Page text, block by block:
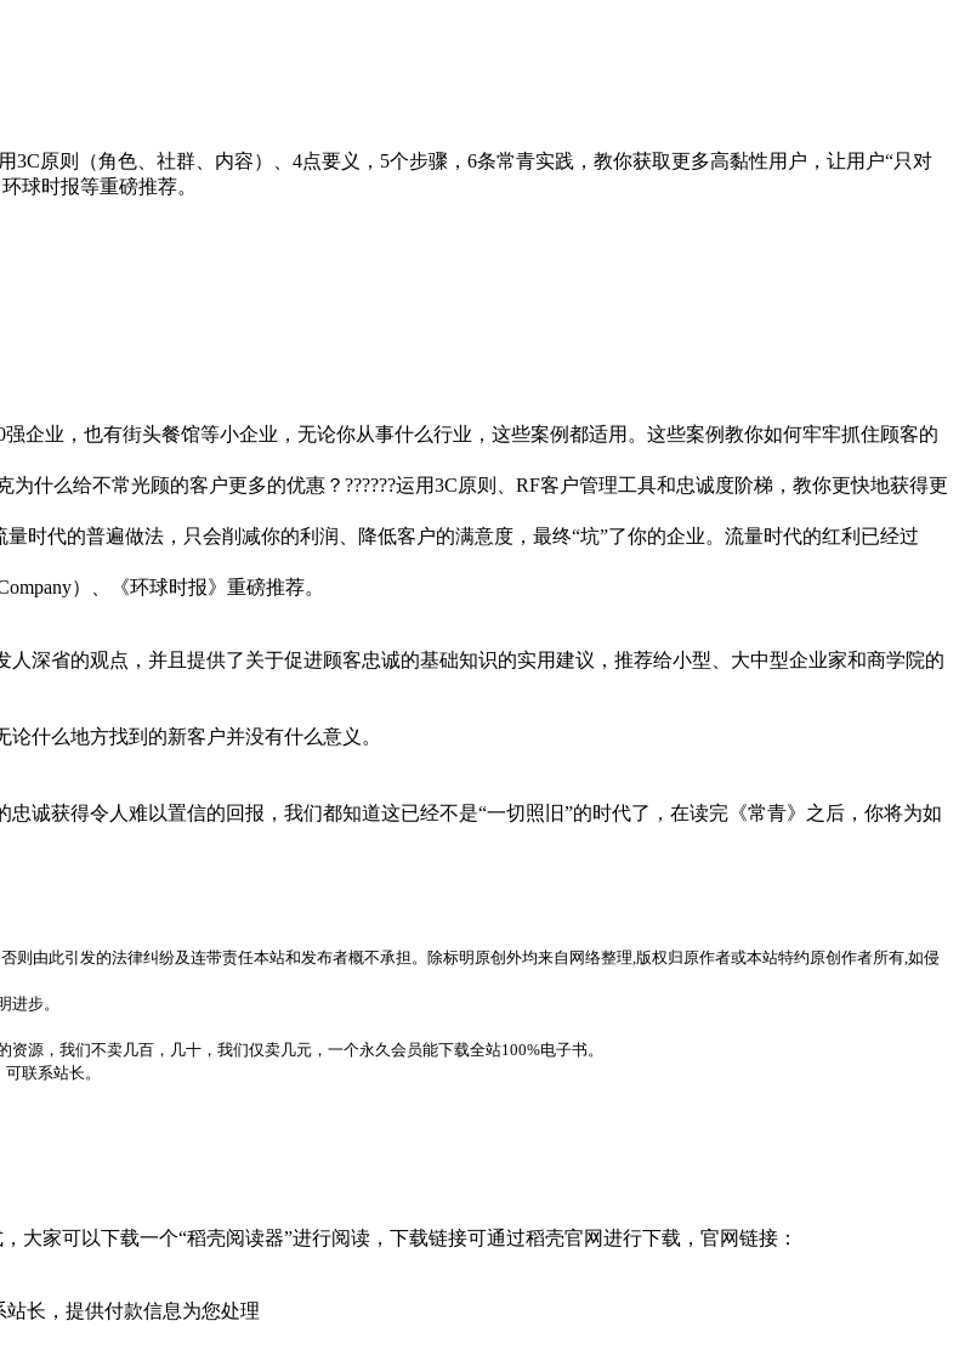
原则（角色、社群、内容）、4点要义，5个步骤，6条常青实践，教你获取更多高黏性用户，让用户“只对
球时报等重磅推荐。
企业，也有街头餐馆等小企业，无论你从事什么行业，这些案例都适用。这些案例教你如何牢牢抓住顾客的
什么给不常光顾的客户更多的优惠？??????运用3C原则、RF客户管理工具和忠诚度阶梯，教你更快地获得更
时代的普遍做法，只会削减你的利润、降低客户的满意度，最终“坑”了你的企业。流量时代的红利已经过
）、《环球时报》重磅推荐。
深省的观点，并且提供了关于促进顾客忠诚的基础知识的实用建议，推荐给小型、大中型企业家和商学院的
什么地方找到的新客户并没有什么意义。
诚获得令人难以置信的回报，我们都知道这已经不是“一切照旧”的时代了，在读完《常青》之后，你将为如
由此引发的法律纠纷及连带责任本站和发布者概不承担。除标明原创外均来自网络整理,版权归原作者或本站特约原创作者所有,如侵
进步。
源，我们不卖几百，几十，我们仅卖几元，一个永久会员能下载全站100%电子书。
联系站长。
大家可以下载一个“稻壳阅读器”进行阅读，下载链接可通过稻壳官网进行下载，官网链接：
长，提供付款信息为您处理